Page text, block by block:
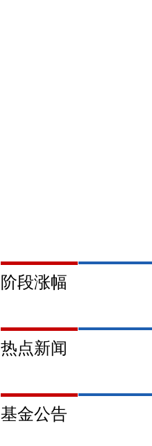
阶段涨幅
热点新闻
基金公告